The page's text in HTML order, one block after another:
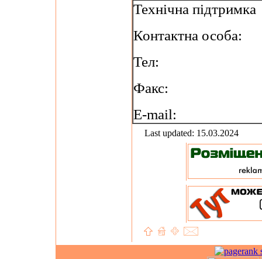
Технічна підтримка
Контактна особа:
Тел:
Факс:
E-mail:
Last updated: 15.03.2024